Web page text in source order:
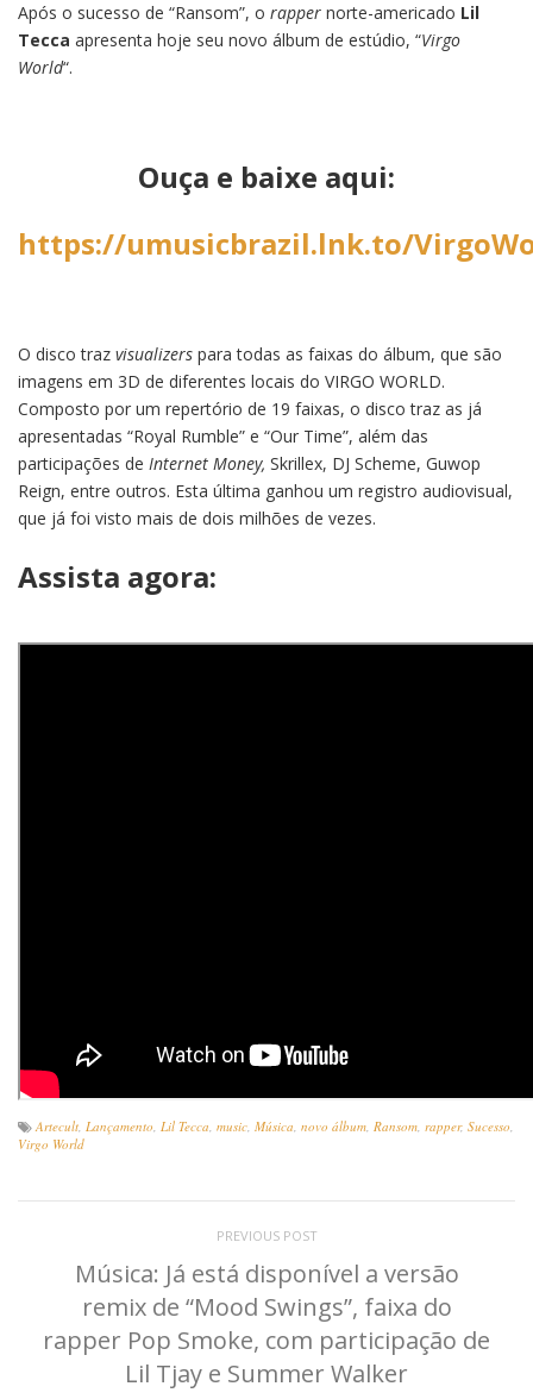
Após o sucesso de “Ransom”, o rapper norte-americado Lil
Tecca apresenta hoje seu novo álbum de estúdio, “Virgo
World“.
Ouça e baixe aqui:
https://umusicbrazil.lnk.to/
O disco traz visualizers para todas as faixas do álbum, que são
imagens em 3D de diferentes locais do VIRGO WORLD.
Composto por um repertório de 19 faixas, o disco traz as já
apresentadas “Royal Rumble” e “Our Time”, além das
participações de Internet Money, Skrillex, DJ Scheme, Guwop
Reign, entre outros. Esta última ganhou um registro audiovisual,
que já foi visto mais de dois milhões de vezes.
Assista agora:
na história do SoundCloud, com a faixa “Ransom”.
Artecult, Lançamento, Lil Tecca, music, Música, novo álbum, Ransom, rapper, Sucesso,
Virgo World
PREVIOUS POST
Música: Já está disponível a versão
remix de “Mood Swings”, faixa do
rapper Pop Smoke, com participação de
Lil Tjay e Summer Walker